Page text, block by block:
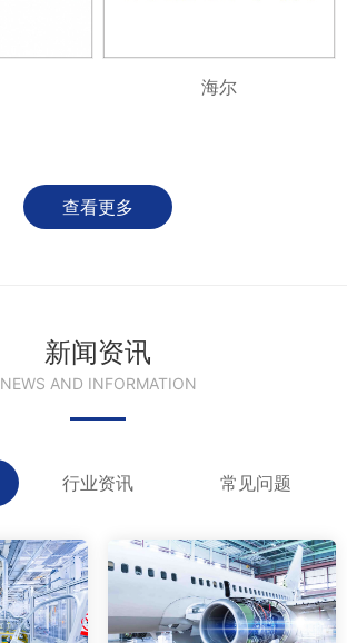
海尔
查看更多
新闻资讯
NEWS AND INFORMATION
行业资讯 常见问题